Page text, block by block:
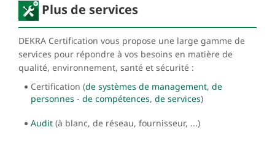
Plus de services
DEKRA Certification vous propose une large gamme de
services pour répondre à vos besoins en matière de
qualité, environnement, santé et sécurité :
Certification (de systèmes de management, de
personnes - de compétences, de services)
Audit (à blanc, de réseau, fournisseur, ...)